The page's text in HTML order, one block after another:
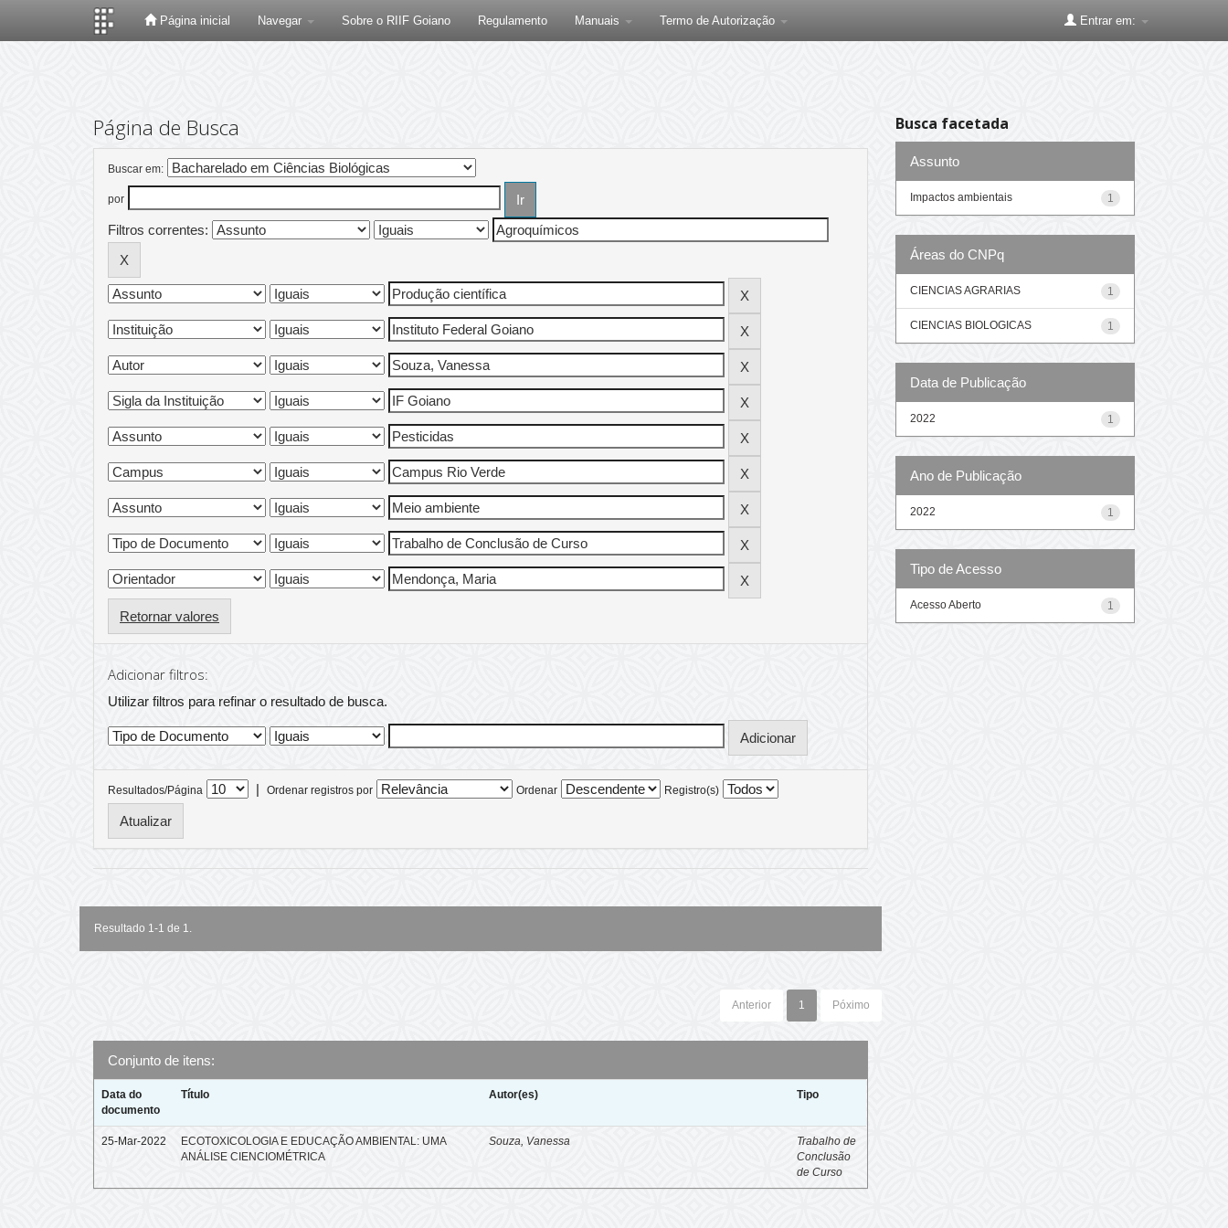
Página inicial Navegar Sobre o RIIF Goiano Regulamento Manuais Termo de Autorização Entrar em:
Página de Busca
Buscar em:
por
Filtros correntes:
Retornar valores
Adicionar filtros:
Utilizar filtros para refinar o resultado de busca.
Resultados/Página | Ordenar registros por Ordenar Registro(s)
Resultado 1-1 de 1.
Anterior 1 Póximo
Conjunto de itens:
Data do
documento
Título Autor(es) Tipo
25-Mar-2022
ECOTOXICOLOGIA E EDUCAÇÃO AMBIENTAL: UMA
ANÁLISE CIENCIOMÉTRICA
Souza, Vanessa
Trabalho de
Conclusão
de Curso
Busca facetada
Assunto
1
Impactos ambientais
Áreas do CNPq
1
CIENCIAS AGRARIAS
1
CIENCIAS BIOLOGICAS
Data de Publicação
1
2022
Ano de Publicação
1
2022
Tipo de Acesso
1
Acesso Aberto